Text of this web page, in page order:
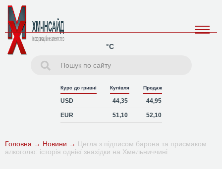
°C
Курс до гривні Купівля Продаж
USD 44,35 44,95
EUR 51,10 52,10
Головна → Новини → Цегла з підписом барона та присмаком
алкоголю: історія однієї знахідки на Хмельниччині